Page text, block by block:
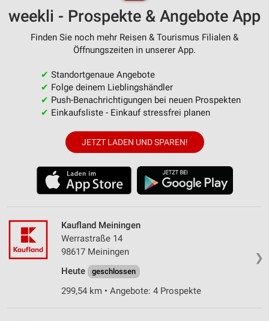
weekli - Prospekte & Angebote App
Finden Sie noch mehr Reisen & Tourismus Filialen &
Öffnungszeiten in unserer App.
✔ Standortgenaue Angebote
✔ Folge deinem Lieblingshändler
✔ Push-Benachrichtigungen bei neuen Prospekten
✔ Einkaufsliste - Einkauf stressfrei planen
JETZT LADEN UND SPAREN!
❯
Kaufland Meiningen
Werrastraße 14
98617 Meiningen
Heute
geschlossen
299,54 km • Angebote: 4 Prospekte